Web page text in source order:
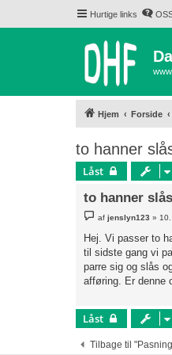
Hurtige links
Hjem Forside
to hanner
Låst
to hanner
n
d
l
æ
afjenslyn123 »
Hej. Vi passer to
til sidste gang vi
parre sig og slås
afføring. Er denne
Låst
Tilbage til